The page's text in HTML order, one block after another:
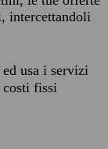
intercettandoli
ed usa i servizi
costi fissi